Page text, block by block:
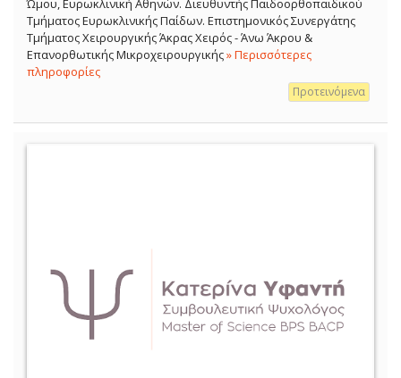
Ώμου, Ευρωκλινική Αθηνών. Διευθυντής Παιδοορθοπαιδικού
Τμήματος Ευρωκλινικής Παίδων. Επιστημονικός Συνεργάτης
Τμήματος Χειρουργικής Άκρας Χειρός - Άνω Άκρου &
Επανορθωτικής Μικροχειρουργικής» Περισσότερες
πληροφορίες
Προτεινόμενα